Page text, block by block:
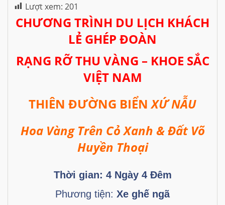
Lượt xem: 201
CHƯƠNG TRÌNH DU LỊCH KHÁCH
LẺ GHÉP ĐOÀN
RẠNG RỠ THU VÀNG – KHOE SẮC
VIỆT NAM
THIÊN ĐƯỜNG BIỂN XỨ NẪU
Hoa Vàng Trên Cỏ Xanh & Đất Võ
Huyền Thoại
Thời gian: 4Ngày 4 Đêm
Phương tiện: Xe ghế ngã